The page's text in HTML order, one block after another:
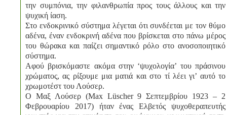
την συμπόνια, την φιλανθρωπία προς τους άλλους και την
ψυχική ίαση.
Στο ενδοκρινικό σύστημα λέγεται ότι συνδέεται με τον θύμο
αδένα, έναν ενδοκρινή αδένα που βρίσκεται στο πάνω μέρος
του θώρακα και παίζει σημαντικό ρόλο στο ανοσοποιητικό
σύστημα.
Αφού βρισκόμαστε ακόμα στην ‘ψυχολογία’ του πράσινου
χρώματος, ας ρίξουμε μια ματιά και στο τί λέει γι’ αυτό το
χρωμοτέστ του Λούσερ.
Ο Μαξ Λούσερ (Max Lüscher 9 Σεπτεμβρίου 1923 – 2
Φεβρουαρίου 2017) ήταν ένας Ελβετός ψυχοθεραπευτής